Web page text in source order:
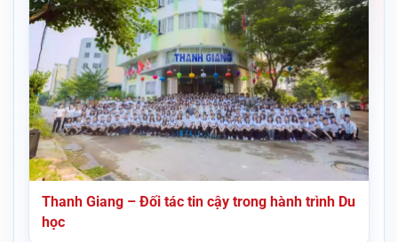
Thanh Giang – Đối tác tin cậy trong hành trình Du
học